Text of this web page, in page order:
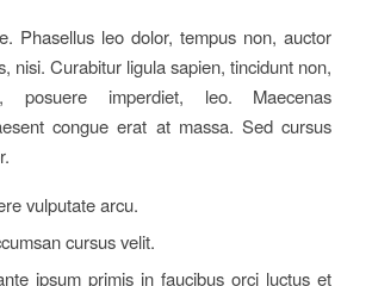
Phasellus leo dolor, tempus non, auctor
nisi. Curabitur ligula sapien, tincidunt non,
posuere imperdiet, leo. Maecenas
congue erat at massa. Sed cursus
vulputate arcu.
cursus velit.
ipsum primis in faucibus orci luctus et